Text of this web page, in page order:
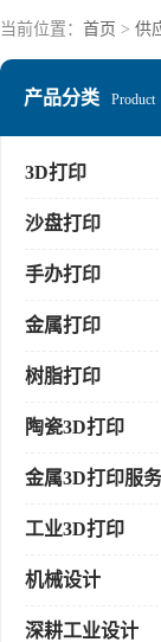
当前位置： 首页 > 供
产品分类 Product
3D打印
沙盘打印
手办打印
金属打印
树脂打印
陶瓷3D打印
金属3D打印服务
工业3D打印
机械设计
深耕工业设计